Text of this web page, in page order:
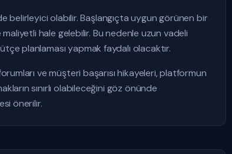
belirleyici olabilir. Başlangıçta uygun görünen bir
hale gelebilir. Bu nedenle uzun vadeli
planlaması yapmak faydalı olacaktır.
ve müşteri başarısı hikayeleri, platformun
sınırlı olabileceğini göz önünde
önerilir.